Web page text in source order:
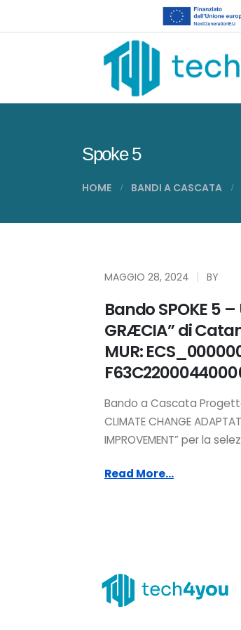
Spoke 5
HOME BANDI A CASCATA
MAGGIO 28, 2024 BY
Bando SPOKE 5 –
GRÆCIA” di
MUR:
Bando a Cascata Progetto
CLIMATE CHANGE
IMPROVEMENT” per la
Read More...